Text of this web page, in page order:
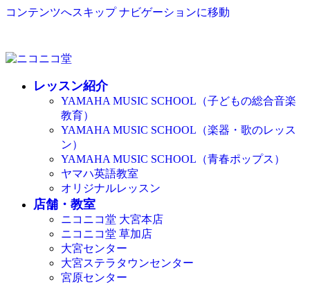
コンテンツへスキップ ナビゲーションに移動
レッスン紹介
YAMAHA MUSIC SCHOOL（子どもの総合音楽
教育）
YAMAHA MUSIC SCHOOL（楽器・歌のレッス
ン）
YAMAHA MUSIC SCHOOL（青春ポップス）
ヤマハ英語教室
オリジナルレッスン
店舗・教室
ニコニコ堂 大宮本店
ニコニコ堂 草加店
大宮センター
大宮ステラタウンセンター
宮原センター